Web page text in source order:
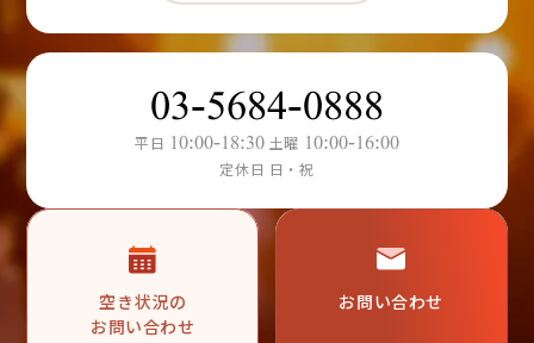
03-5684-0888
平日 10:00-18:30 土曜 10:00-16:00
定休日 日・祝
空き状況の
お問い合わせ
お問い合わせ